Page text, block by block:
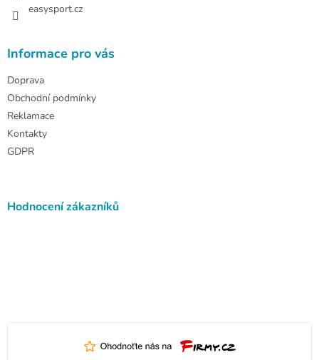
easysport.cz
Informace pro vás
Doprava
Obchodní podmínky
Reklamace
Kontakty
GDPR
Hodnocení zákazníků